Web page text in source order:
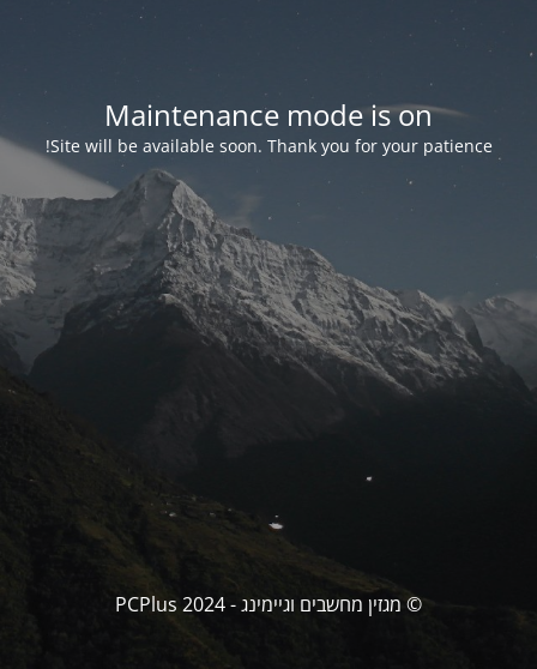
Maintenance mode is on
Site will be available soon. Thank you for your patience!
© מגזין מחשבים וגיימינג - PCPlus 2024